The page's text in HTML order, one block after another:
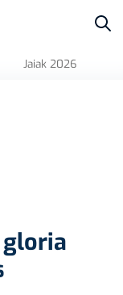
Jaiak 2026
gloria